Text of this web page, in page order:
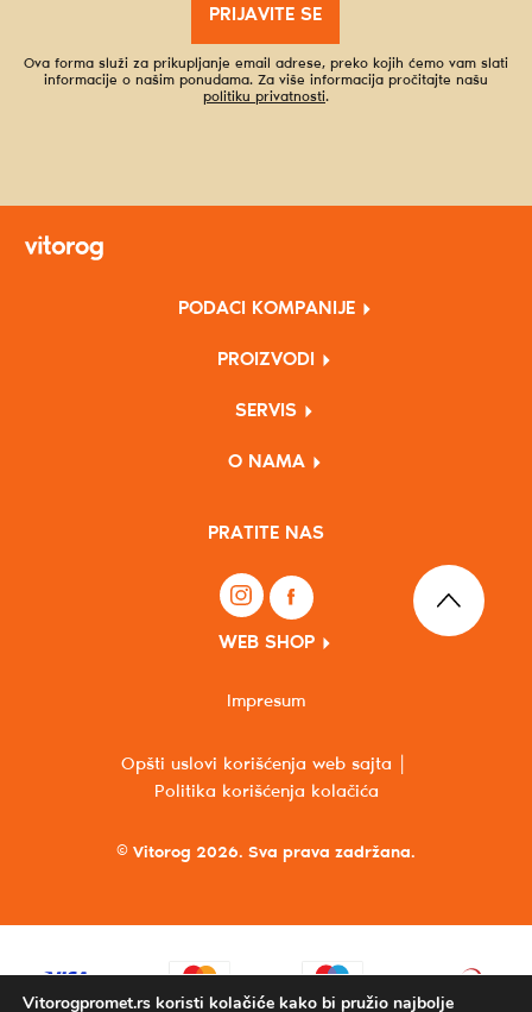
PRIJAVITE SE
Ova forma služi za prikupljanje email adrese, preko kojih ćemo vam slati
informacije o našim ponudama. Za više informacija pročitajte našu
politiku privatnosti.
PODACI KOMPANIJE
PROIZVODI
SERVIS
O NAMA
PRATITE NAS
WEB SHOP
© Vitorog 2026. Sva prava zadržana.
Opšti uslovi korišćenja web sajta
Politika korišćenja kolačića
Impresum
Vitorogpromet.rs koristi kolačiće kako bi pružio najbolje